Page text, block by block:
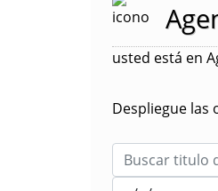
usted está en
Despliegue las